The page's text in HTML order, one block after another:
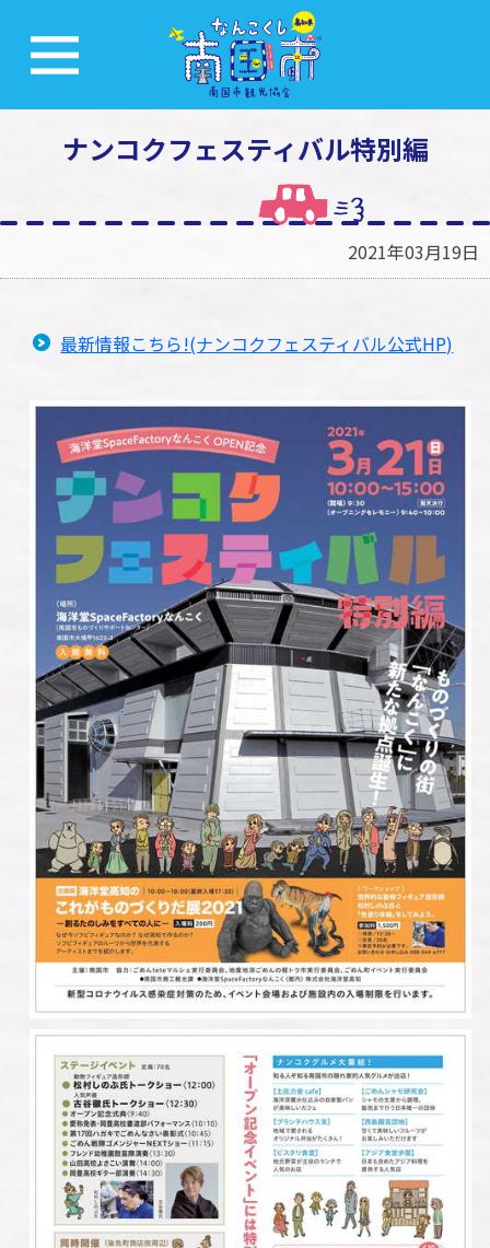
ナンコクフェスティバル特別編
2021年03月19日
最新情報こちら!(ナンコクフェスティバル公式HP)